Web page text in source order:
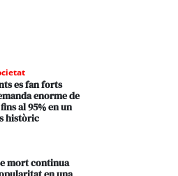
es fan forts
enorme de
al 95% en un
històric
mort continua